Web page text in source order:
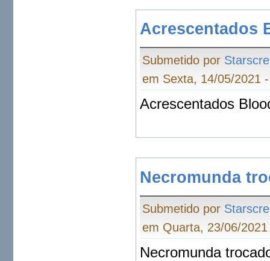
Acrescentados
Submetido por
em Sexta, 14/05/2021
Acrescentados
Necromunda
Submetido por
em Quarta, 23/06/
Necromunda